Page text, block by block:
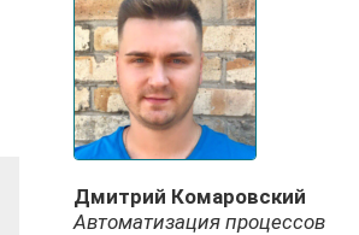
Дмитрий Комаровский
Автоматизация процессов